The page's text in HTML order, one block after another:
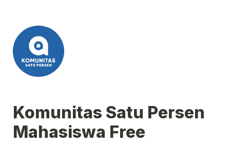
Komunitas Satu Persen
Mahasiswa Free